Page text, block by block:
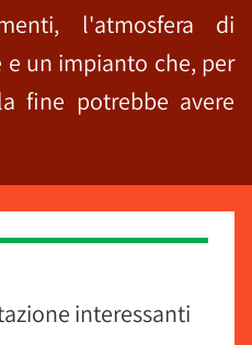
l'atmosfera di
un impianto che, per
fine potrebbe avere
interessanti